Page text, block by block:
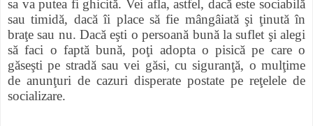
sa va putea fi ghicită. Vei afla, astfel, dacă este sociabilă
sau timidă, dacă îi place să fie mângâiată şi ţinută în
braţe sau nu. Dacă eşti o persoană bună la suflet şi alegi
să faci o faptă bună, poţi adopta o pisică pe care o
găseşti pe stradă sau vei găsi, cu siguranţă, o mulţime
de anunţuri de cazuri disperate postate pe reţelele de
socializare.